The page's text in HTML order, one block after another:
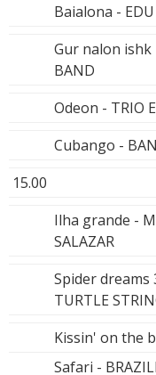
Baialona -
Gur nalon ishk
BAND
Odeon - TRIO
Cubango -
15.00
Ilha grande -
SALAZAR
Spider dreams
TURTLE
Kissin' on the
Safari -